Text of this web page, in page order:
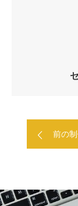
前の